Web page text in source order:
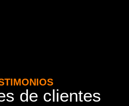
de clientes